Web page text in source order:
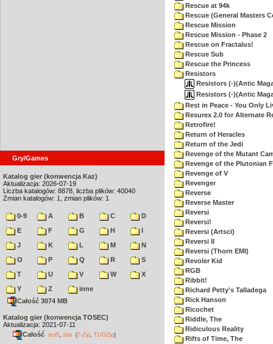
Gry/Games
Katalog gier (konwencja Kaz)
Aktualizacja: 2026-07-19
Liczba katalogów: 8878, liczba plików: 40040
Zmian katalogów: 1, zmian plików: 1
0-9 A B C
D
E
F G H
I
J
K L M
N
O
P Q R
S
T
U V W
X
Y
Z
inne
Całość 3074 MB
Katalog gier (konwencja TOSEC)
Aktualizacja: 2021-07-11
Całość md5 sha (7-Zip TUGZip)
Rescue at 94k
Rescue (General Masters
Rescue Mission
Rescue Mission - Phase 2
Rescue on Fractalus!
Rescue Sub
Rescue the Princess
Resistors
Resistors (-)(Antic
Resistors (-)(Antic
Rest in Peace - You Only
Resurex 2.0 for Alternate
Retrofire!
Return of Heracles
Return of the Jedi
Revenge of the Mutant
Revenge of the Plutonian
Revenge of V
Revenger
Reverse
Reverse Master
Reversi
Reversi!
Reversi (Artsci)
Reversi II
Reversi (Thorn EMI)
Revoler Kid
RGB
Ribbit!
Richard Petty's Talladega
Rick Hanson
Ricochet
Riddle, The
Ridiculous Reality
Rifts of Time, The